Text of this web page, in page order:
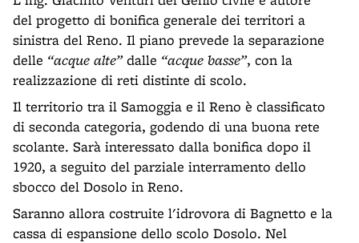
del progetto di bonifica generale dei territori a
sinistra del Reno. Il piano prevede la separazione
delle “acque alte”dalle “acque basse”, con la
realizzazione di reti distinte di scolo.
Il territorio tra il Samoggia e il Reno è classificato
di seconda categoria, godendo di una buona rete
scolante. Sarà interessato dalla bonifica dopo il
1920, a seguito del parziale interramento dello
sbocco del Dosolo in Reno.
Saranno allora costruite l'idrovora di Bagnetto e la
cassa di espansione dello scolo Dosolo. Nel